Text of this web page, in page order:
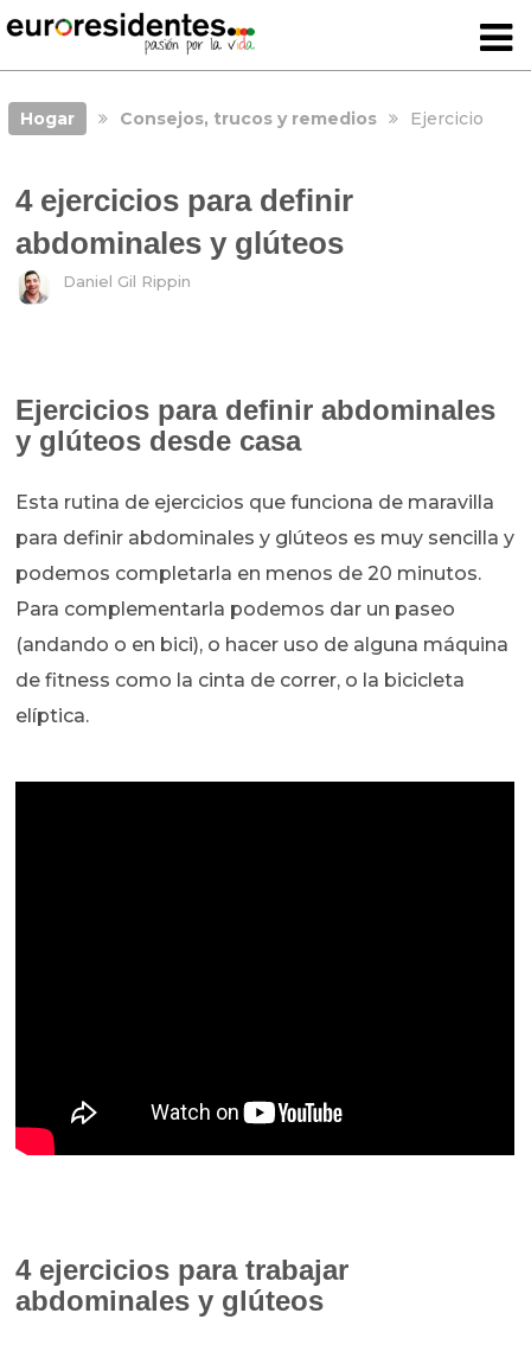
Hogar Consejos, trucos y remedios Ejercicio
4 ejercicios para definir
abdominales y glúteos
Daniel Gil Rippin
Ejercicios para definir abdominales
y glúteos desde casa
Esta rutina de ejercicios que funciona de maravilla
para definir abdominales y glúteos es muy sencilla y
podemos completarla en menos de 20 minutos.
Para complementarla podemos dar un paseo
(andando o en bici), o hacer uso de alguna máquina
de fitness como la cinta de correr, o la bicicleta
elíptica.
4 ejercicios para trabajar
abdominales y glúteos